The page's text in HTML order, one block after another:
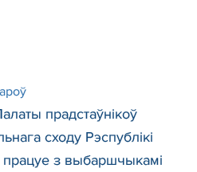
прадстаўнікоў
сходу Рэспублікі
працуе з выбаршчыкамі